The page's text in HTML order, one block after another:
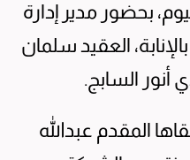
بحضور مدير إدارة
العقيد سلمان
أنور السابج.
المقدم عبدالله